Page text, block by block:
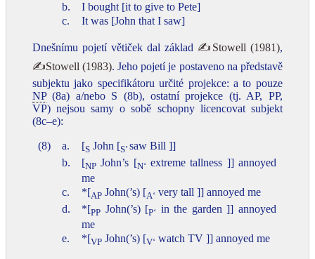
b.
I bought [it to give to Pete]
c.
It was [John that I saw]
Dnešnímu pojetí větiček dal základ ✍Stowell (1981),
✍Stowell (1983). Jeho pojetí je postaveno na představě
subjektu jako specifikátoru určité projekce: a to pouze
NP(8a) a/nebo S (8b), ostatní projekce (tj. AP, PP,
VP) nejsou samy o sobě schopny licencovat subjekt
(8c‒e):
(8) a. [S John [S’ saw Bill ]]
b.
[NP John’s [N‘ extreme tallness ]] annoyed
me
c.
*[AP John(’s) [A‘ very tall ]] annoyed me
d.
*[PP John(’s) [P‘ in the garden ]] annoyed
me
e.
*[VP John(’s) [V‘ watch TV ]] annoyed me